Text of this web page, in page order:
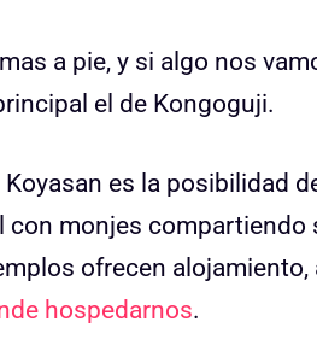
a pie, y si algo nos
el de Kongoguji.
es la posibilidad
monjes
ofrecen
hospedarnos.